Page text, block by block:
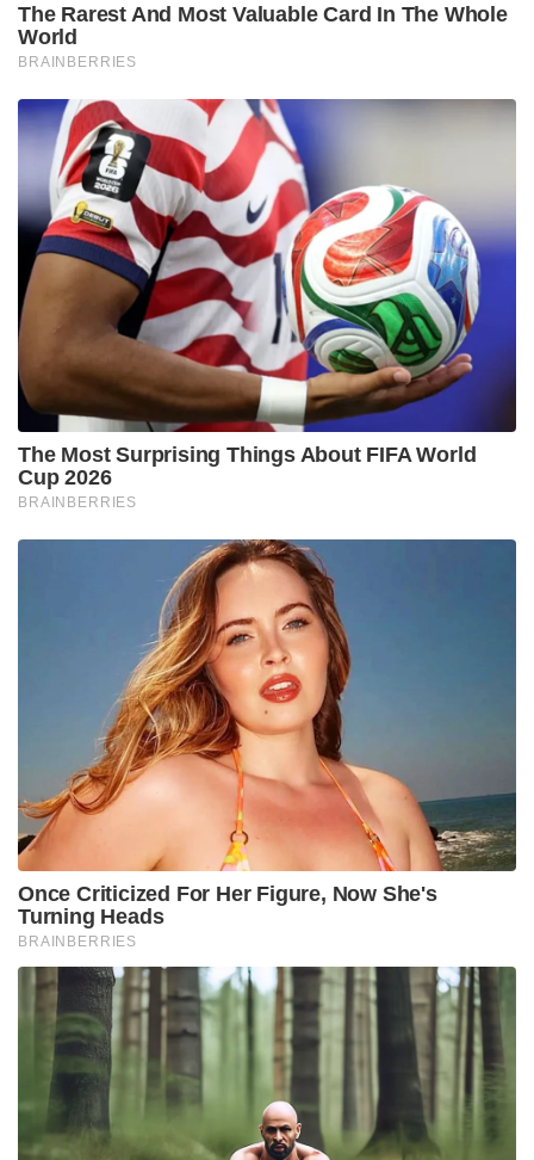
The Rarest And Most Valuable Card In The Whole
World
BRAINBERRIES
The Most Surprising Things About FIFA World
Cup 2026
BRAINBERRIES
Once Criticized For Her Figure, Now She's
Turning Heads
BRAINBERRIES